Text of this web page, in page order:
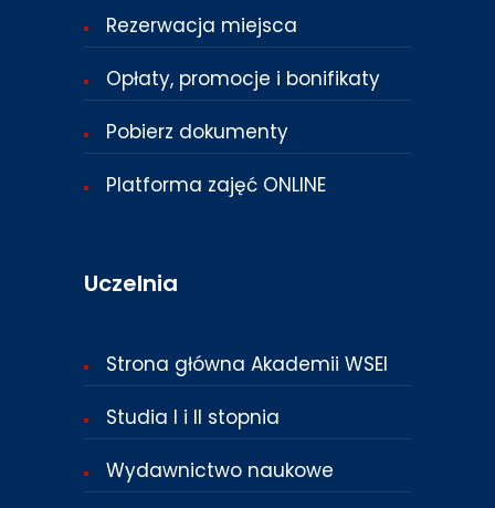
Rezerwacja miejsca
Opłaty, promocje i bonifikaty
Pobierz dokumenty
Platforma zajęć ONLINE
Uczelnia
Strona główna Akademii WSEI
Studia I i II stopnia
Wydawnictwo naukowe